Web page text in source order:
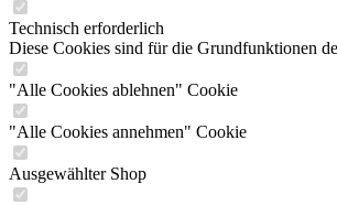
Technisch erforderlich
Diese Cookies sind für die Grundfunktionen
"Alle Cookies ablehnen" Cookie
"Alle Cookies annehmen" Cookie
Ausgewählter Shop